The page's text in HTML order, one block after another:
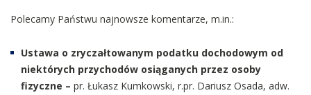
Polecamy Państwu najnowsze komentarze, m.in.:
Ustawa o zryczałtowanym podatku dochodowym od
niektórych przychodów osiąganych przez osoby
fizyczne – pr. Łukasz Kumkowski, r.pr. Dariusz Osada, adw.